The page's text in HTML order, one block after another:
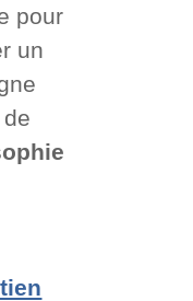
pour
un